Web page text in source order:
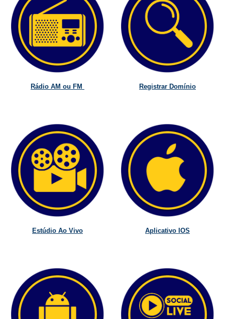
Rádio AM ou FM Registrar Domínio
Estúdio Ao Vivo Aplicativo IOS